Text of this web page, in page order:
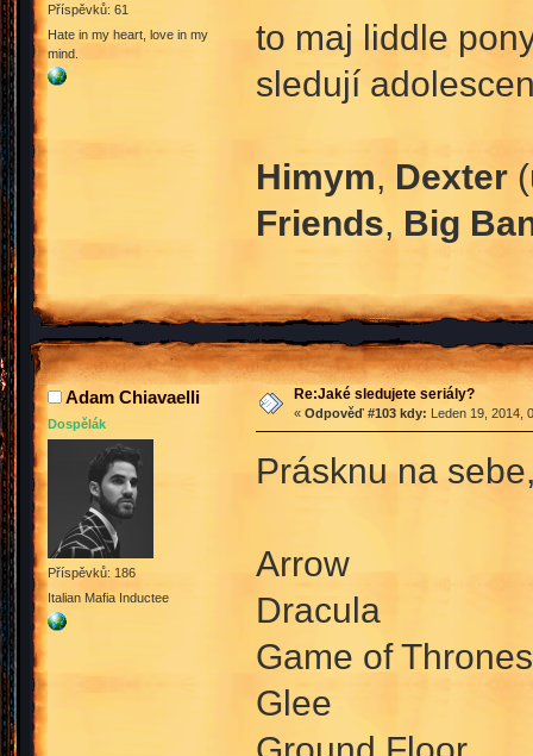
Příspěvků: 61
Hate in my heart, love in my
mind.
to maj liddle
sledují
Himym, Dexter
Friends, Big
Adam Chiavaelli
Dospělák
Příspěvků: 186
Italian Mafia Inductee
Re:Jaké sledujete seriály?
« Odpověď #103 kdy: Leden 19, 2014,
Prásknu na
Arrow
Dracula
Game of Thrones
Glee